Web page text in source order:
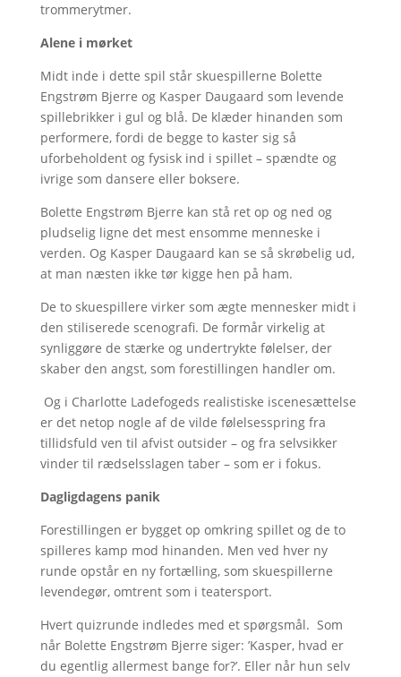
trommerytmer.
Alene i mørket
Midt inde i dette spil står skuespillerne Bolette
Engstrøm Bjerre og Kasper Daugaard som levende
spillebrikker i gul og blå. De klæder hinanden som
performere, fordi de begge to kaster sig så
uforbeholdent og fysisk ind i spillet – spændte og
ivrige som dansere eller boksere.
Bolette Engstrøm Bjerre kan stå ret op og ned og
pludselig ligne det mest ensomme menneske i
verden. Og Kasper Daugaard kan se så skrøbelig ud,
at man næsten ikke tør kigge hen på ham.
De to skuespillere virker som ægte mennesker midt i
den stiliserede scenografi. De formår virkelig at
synliggøre de stærke og undertrykte følelser, der
skaber den angst, som forestillingen handler om.
Og i Charlotte Ladefogeds realistiske iscenesættelse
er det netop nogle af de vilde følelsesspring fra
tillidsfuld ven til afvist outsider – og fra selvsikker
vinder til rædselsslagen taber – som er i fokus.
Dagligdagens panik
Forestillingen er bygget op omkring spillet og de to
spilleres kamp mod hinanden. Men ved hver ny
runde opstår en ny fortælling, som skuespillerne
levendegør, omtrent som i teatersport.
Hvert quizrunde indledes med et spørgsmål. Som
når Bolette Engstrøm Bjerre siger: ’Kasper, hvad er
du egentlig allermest bange for?’. Eller når hun selv